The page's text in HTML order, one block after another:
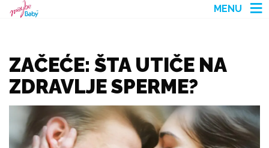
MENU
ZAČEĆE: ŠTA UTIČE NA
ZDRAVLJE SPERME?